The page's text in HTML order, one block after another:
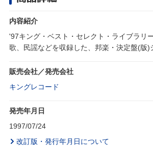
内容紹介
'97キング・ベスト・セレクト・ライブラリ
歌、民謡などを収録した、邦楽・決定盤(版)
販売会社／発売会社
キングレコード
発売年月日
1997/07/24
改訂版・発行年月日について